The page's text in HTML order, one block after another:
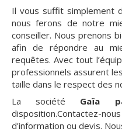
Il vous suffit simplement
nous ferons de notre
conseiller. Nous prenons
afin de répondre au
requêtes. Avec tout
professionnels assurent
taille dans le respect des
La société Gaïa
d'information ou devis.